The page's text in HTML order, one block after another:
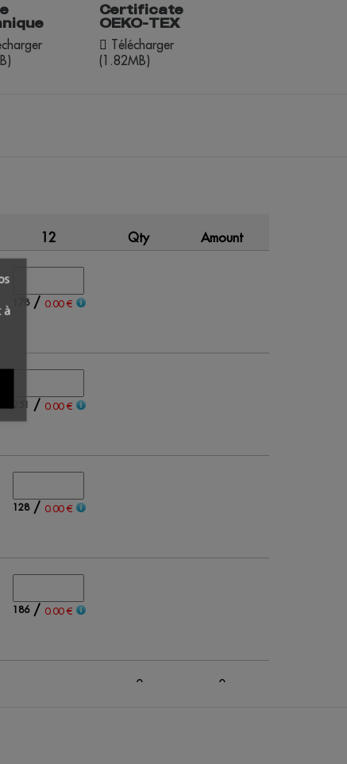
Certificate
OEKO-TEX
Télécharger
(1.82MB)
12 Qty Amount
178/ 0.00 €
/ 0.00 €
128/ 0.00 €
186/ 0.00 €
0 0
à